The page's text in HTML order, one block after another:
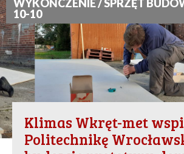
WYKOŃCZENIE / SPRZĘT
10-10
Klimas Wkręt-met
Politechnikę